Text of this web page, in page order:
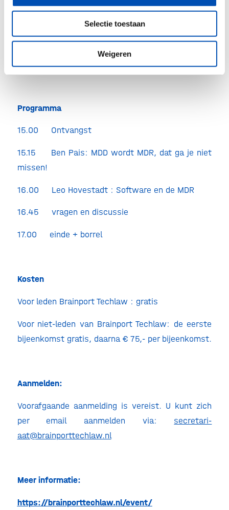
Selectie toestaan
Weigeren
distribueren
Juristen / advocaten die bedrijven adviseren
die medische hulpmiddelen maken, verkopen
Programma
15.00 Ontvangst
15.15 Ben Pais: MDD wordt MDR, dat ga je niet
missen!
16.00 Leo Hovestadt : Software en de MDR
16.45 vragen en discussie
17.00 einde + borrel
Kosten
Voor leden Brainport Techlaw : gratis
Voor niet-leden van Brainport Techlaw: de eerste
bijeenkomst gratis, daarna € 75,- per bijeenkomst.
Aanmelden:
Voorafgaande aanmelding is vereist. U kunt zich
per email aanmelden via: secretari-
aat@brainporttechlaw.nl
Meer informatie:
https://brainporttechlaw.nl/event/